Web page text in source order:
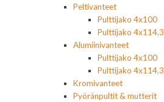
Peltivanteet
Pulttijako 4x100
Pulttijako 4x114,3
Alumiinivanteet
Pulttijako 4x100
Pulttijako 4x114,3
Kromivanteet
Pyöränpultit & mutterit